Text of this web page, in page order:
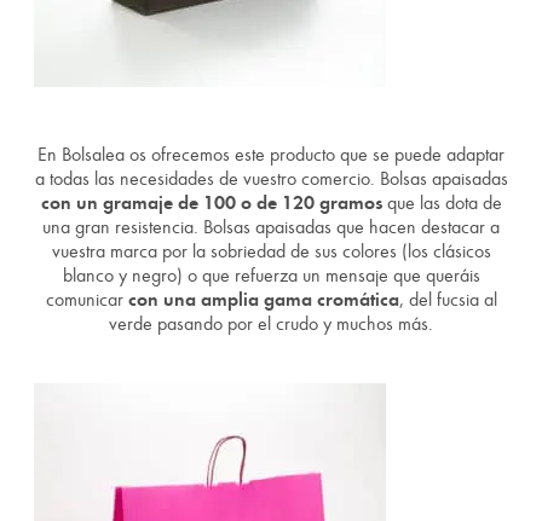
En Bolsalea os ofrecemos este producto que se puede adaptar
a todas las necesidades de vuestro comercio. Bolsas apaisadas
con un gramaje de 100 o de 120 gramosque las dota de
una gran resistencia. Bolsas apaisadas que hacen destacar a
vuestra marca por la sobriedad de sus colores (los clásicos
blanco y negro) o que refuerza un mensaje que queráis
comunicarcon una amplia gama cromática, del fucsia al
verde pasando por el crudo y muchos más.